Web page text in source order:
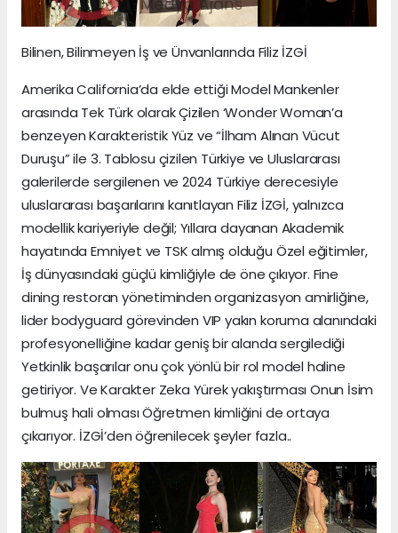
Bilinen, Bilinmeyen İş ve Ünvanlarında Filiz İZGİ
Amerika California’da elde ettiği Model Mankenler
arasında Tek Türk olarak Çizilen ‘Wonder Woman’a
benzeyen Karakteristik Yüz ve “İlham Alınan Vücut
Duruşu” ile 3. Tablosu çizilen Türkiye ve Uluslararası
galerilerde sergilenen ve 2024 Türkiye derecesiyle
uluslararası başarılarını kanıtlayan Filiz İZGİ, yalnızca
modellik kariyeriyle değil; Yıllara dayanan Akademik
hayatında Emniyet ve TSK almış olduğu Özel eğitimler,
İş dünyasındaki güçlü kimliğiyle de öne çıkıyor. Fine
dining restoran yönetiminden organizasyon amirliğine,
lider bodyguard görevinden VIP yakın koruma alanındaki
profesyonelliğine kadar geniş bir alanda sergilediği
Yetkinlik başarılar onu çok yönlü bir rol model haline
getiriyor. Ve Karakter Zeka Yürek yakıştırması Onun İsim
bulmuş hali olması Öğretmen kimliğini de ortaya
çıkarıyor. İZGİ’den öğrenilecek şeyler fazla..